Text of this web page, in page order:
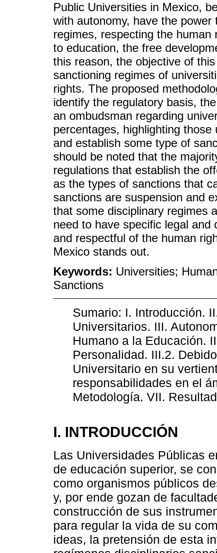
Public Universities in Mexico,
with autonomy, have the
regimes, respecting the
to education, the free
this reason, the objective of
sanctioning regimes of
rights. The proposed
identify the regulatory basis,
an ombudsman regarding
percentages, highlighting
and establish some type of
should be noted that the
regulations that establish the
as the types of sanctions that
sanctions are suspension and
that some disciplinary regimes
need to have specific legal
and respectful of the human
Mexico stands out.
Keywords: Universities;
Sanctions
Sumario: I. Introducción.
Universitarios. III.
Humano a la Educación.
Personalidad. III.2.
Universitario en su
responsabilidades en el
Metodología. VII.
I. INTRODUCCIÓN
Las Universidades Públicas
de educación superior, se
como organismos públicos
y, por ende gozan de
construcción de sus
para regular la vida de su
ideas, la pretensión de esta